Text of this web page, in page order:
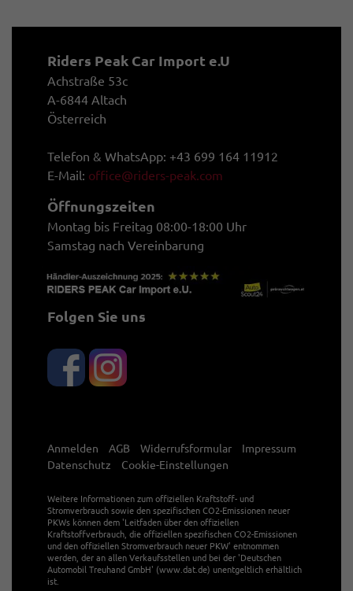
Riders Peak Car Import e.U
Achstraße 53c
A-6844 Altach
Österreich
Telefon & WhatsApp: +43 699 164 11912
E-Mail: office@riders-peak.com
Öffnungszeiten
Montag bis Freitag 08:00-18:00 Uhr
Samstag nach Vereinbarung
Folgen Sie uns
Anmelden AGB Widerrufsformular
Impressum
Datenschutz
Cookie-Einstellungen
Weitere Informationen zum offiziellen Kraftstoff- und
Stromverbrauch sowie den spezifischen CO2-Emissionen neuer
PKWs können dem 'Leitfaden über den offiziellen
Kraftstoffverbrauch, die offiziellen spezifischen CO2-Emissionen
und den offiziellen Stromverbrauch neuer PKW' entnommen
werden, der an allen Verkaufsstellen und bei der 'Deutschen
Automobil Treuhand GmbH' (www.dat.de) unentgeltlich erhältlich
ist.